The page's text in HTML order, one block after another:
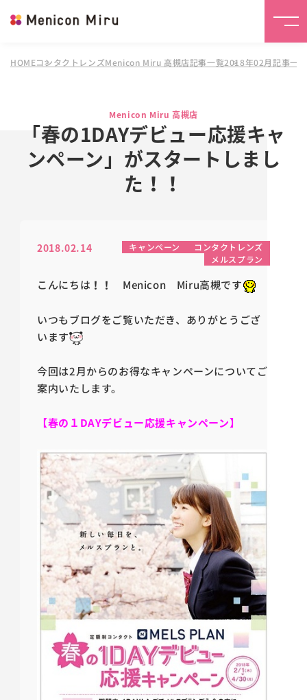
HOMEコンタクトレンズMenicon Miru 高槻店記事一覧2018年02月記事一覧
Menicon Miru 高槻店
「春の1DAYデビュー応援キャ
ンペーン」がスタートしまし
た！！
2018.02.14 キャンペーン
コンタクトレンズ
メルスプラン
こんにちは ！ ！ Menicon Miru高槻です
いつもブログをご覧いただき、ありがとうござ
います
今回は2月からのお得なキャンペーンについてご
案内いたします。
【春の１DAYデビュー応援キャンペーン】